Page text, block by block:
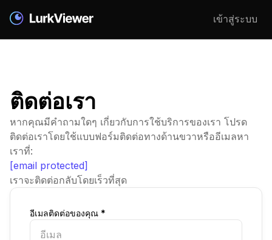
เข้าสู่ระบบ
ติดต่อเรา
หากคุณมีคำถามใดๆ เกี่ยวกับการใช้บริการของเรา โปรด
ติดต่อเราโดยใช้แบบฟอร์มติดต่อทางด้านขวาหรืออีเมลหา
เราที่:
[email protected]
เราจะติดต่อกลับโดยเร็วที่สุด
อีเมลติดต่อของคุณ *